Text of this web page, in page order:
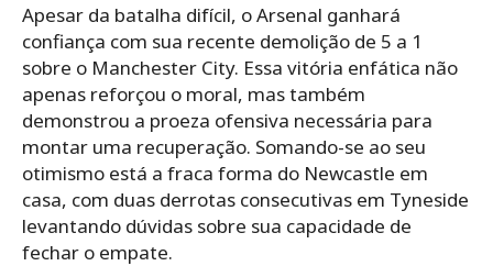
Apesar da batalha difícil, o Arsenal ganhará
confiança com sua recente demolição de 5 a 1
sobre o Manchester City. Essa vitória enfática não
apenas reforçou o moral, mas também
demonstrou a proeza ofensiva necessária para
montar uma recuperação. Somando-se ao seu
otimismo está a fraca forma do Newcastle em
casa, com duas derrotas consecutivas em Tyneside
levantando dúvidas sobre sua capacidade de
fechar o empate.